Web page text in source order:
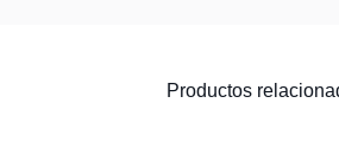
Productos